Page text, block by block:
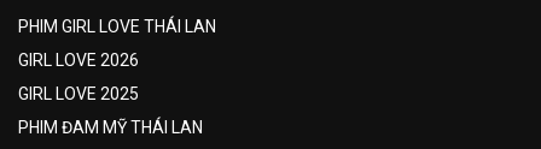
PHIM GIRL LOVE THÁI LAN
GIRL LOVE 2026
GIRL LOVE 2025
PHIM ĐAM MỸ THÁI LAN